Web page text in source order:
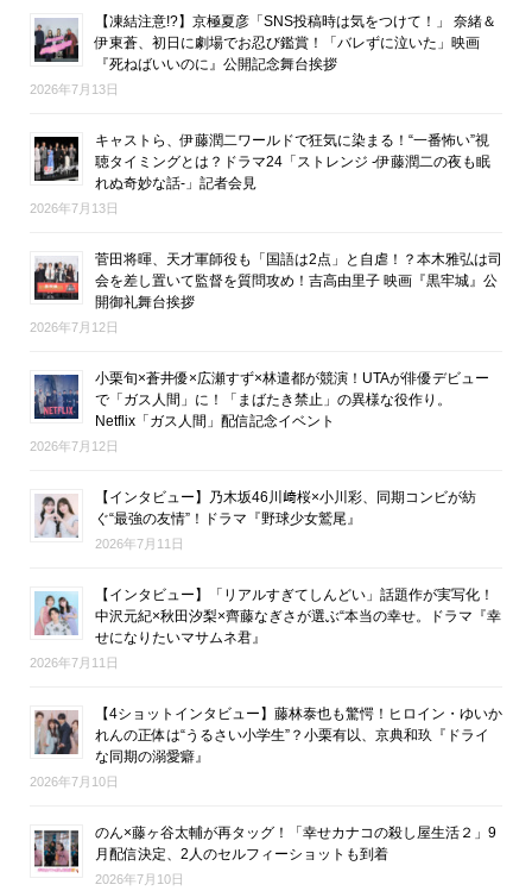
【凍結注意!?】京極夏彦「SNS投稿時は気をつけて！」 奈緒＆
伊東蒼、初日に劇場でお忍び鑑賞！「バレずに泣いた」映画
『死ねばいいのに』公開記念舞台挨拶
2026年7月13日
キャストら、伊藤潤二ワールドで狂気に染まる！“一番怖い”視
聴タイミングとは？ドラマ24「ストレンジ -伊藤潤二の夜も眠
れぬ奇妙な話-」記者会見
2026年7月13日
菅田将暉、天才軍師役も「国語は2点」と自虐！？本木雅弘は司
会を差し置いて監督を質問攻め！吉高由里子 映画『黒牢城』公
開御礼舞台挨拶
2026年7月12日
小栗旬×蒼井優×広瀬すず×林遣都が競演！UTAが俳優デビュー
で「ガス人間」に！「まばたき禁止」の異様な役作り。
Netflix「ガス人間」配信記念イベント
2026年7月12日
【インタビュー】乃木坂46川﨑桜×小川彩、同期コンビが紡
ぐ“最強の友情”！ドラマ『野球少女鷲尾』
2026年7月11日
【インタビュー】「リアルすぎてしんどい」話題作が実写化！
中沢元紀×秋田汐梨×齊藤なぎさが選ぶ“本当の幸せ。ドラマ『幸
せになりたいマサムネ君』
2026年7月11日
【4ショットインタビュー】藤林泰也も驚愕！ヒロイン・ゆいか
れんの正体は“うるさい小学生”？小栗有以、京典和玖『ドライ
な同期の溺愛癖』
2026年7月10日
のん×藤ヶ谷太輔が再タッグ！「幸せカナコの殺し屋生活２」9
月配信決定、2人のセルフィーショットも到着
2026年7月10日